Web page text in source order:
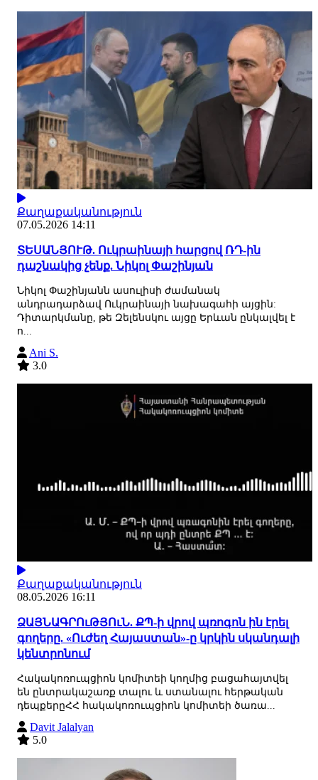
Քաղաքականություն
07.05.2026 14:11
ՏԵՍԱՆՅՈՒԹ. Ուկրաինայի հարցով ՌԴ-ին
դաշնակից չենք. Նիկոլ Փաշինյան
Նիկոլ Փաշինյանն ասուլիսի ժամանակ
անդրադարձավ Ուկրաինայի նախագահի այցին:
Դիտարկմանը, թե Զելենսկու այցը Երևան ընկալվել է
ո...
Ani S.
3.0
Քաղաքականություն
08.05.2026 16:11
ՁԱՅՆԱԳՐՈւԹՅՈւՆ. ՔՊ-ի վրով պռոգոն ին էրել
գողերը. «Ուժեղ Հայաստան»-ը կրկին սկանդալի
կենտրոնում
Հակակոռուպցիոն կոմիտեի կողմից բացահայտվել
են ընտրակաշառք տալու և ստանալու հերթական
դեպքերըՀՀ հակակոռուպցիոն կոմիտեի ծառա...
Davit Jalalyan
5.0